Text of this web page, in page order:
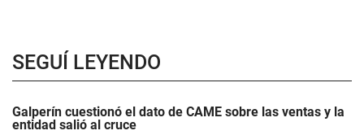
SEGUÍ LEYENDO
Galperín cuestionó el dato de CAME sobre las ventas y la
entidad salió al cruce